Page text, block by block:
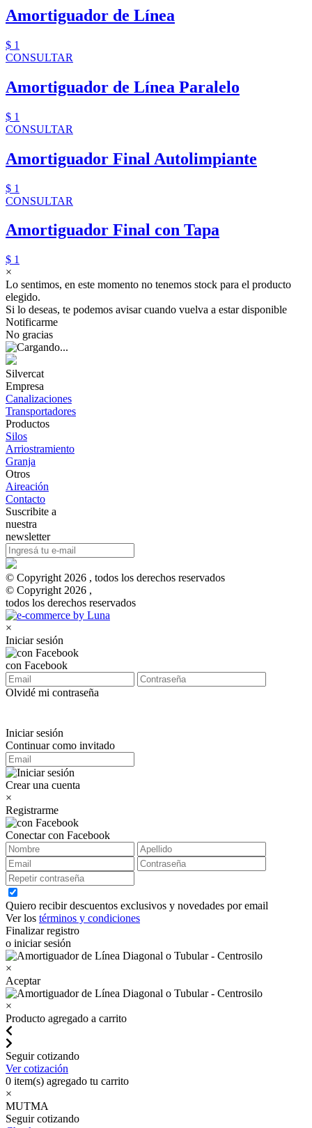
Amortiguador de Línea
$ 1
CONSULTAR
Amortiguador de Línea Paralelo
$ 1
CONSULTAR
Amortiguador Final Autolimpiante
$ 1
CONSULTAR
Amortiguador Final con Tapa
$ 1
×
Lo sentimos, en este momento no tenemos stock para el producto
elegido.
Si lo deseas, te podemos avisar cuando vuelva a estar disponible
Notificarme
No gracias
Silvercat
Empresa
Canalizaciones
Transportadores
Productos
Silos
Arriostramiento
Granja
Otros
Aireación
Contacto
Suscribite a
nuestra
newsletter
© Copyright 2026 , todos los derechos reservados
© Copyright 2026 ,
todos los derechos reservados
×
Iniciar sesión
con Facebook
Olvidé mi contraseña
Iniciar sesión
Continuar como invitado
Crear una cuenta
×
Registrarme
Conectar con Facebook
Quiero recibir descuentos exclusivos y novedades por email
Ver los términos y condiciones
Finalizar registro
o iniciar sesión
×
Aceptar
×
Producto agregado a carrito
Seguir cotizando
Ver cotización
0 item(s) agregado tu carrito
×
MUTMA
Seguir cotizando